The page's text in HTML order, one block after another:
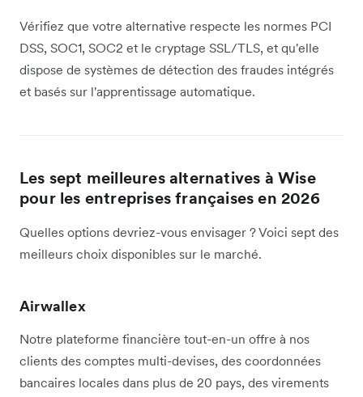
Vérifiez que votre alternative respecte les normes PCI
DSS, SOC1, SOC2 et le cryptage SSL/TLS, et qu'elle
dispose de systèmes de détection des fraudes intégrés
et basés sur l'apprentissage automatique.
Les sept meilleures alternatives à Wise
pour les entreprises françaises en 2026
Quelles options devriez-vous envisager ? Voici sept des
meilleurs choix disponibles sur le marché.
Airwallex
Notre plateforme financière tout-en-un offre à nos
clients des comptes multi-devises, des coordonnées
bancaires locales dans plus de 20 pays, des virements